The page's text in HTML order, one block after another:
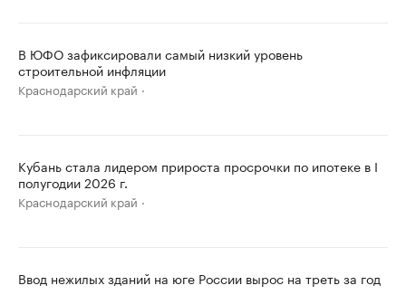
В ЮФО зафиксировали самый низкий уровень
строительной инфляции
Краснодарский край
Кубань стала лидером прироста просрочки по ипотеке в I
полугодии 2026 г.
Краснодарский край
Ввод нежилых зданий на юге России вырос на треть за год